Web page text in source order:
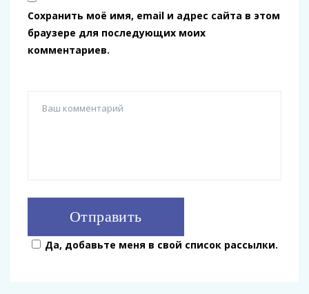
Сохранить моё имя, email и адрес сайта в этом
браузере для последующих моих
комментариев.
Да, добавьте меня в свой список рассылки.